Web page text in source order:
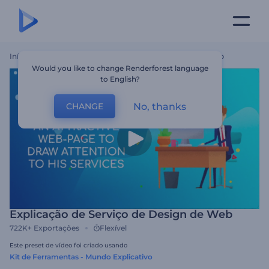
Início Explicação De Serviço De Design De Web
Explicação de Serviço de Design de Web
722K+ Exportações Flexível
Este preset de vídeo foi criado usando
Kit de Ferramentas - Mundo Explicativo
Would you like to change Renderforest language
to English?
CHANGE No, thanks